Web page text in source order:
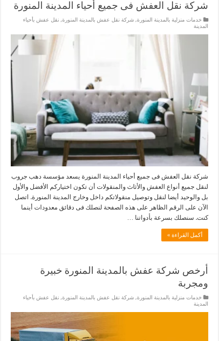
شركة نقل العفش فى جميع أحياء المدينة المنورة
خدمات منزلية بالمدينة المنورة,شركة نقل عفش بالمدينة المنورة, نقل عفش بأحياء
المدينة
شركة نقل العفش فى جميع أحياء المدينة المنورة يسعد مؤسسة دهب جروب
لنقل جميع أنواع العفش والأثاث والمنقولات أن تكون اختياركم الأفضل والأول
بل والوحيد أيضا لنقل وتوصيل منقولاتكم داخل وخارج المدينة المنورة. اتصل
الآن على الرقم الظاهر على هذه الصفحة لنصلك فى دقائق معدودات أينما
كنت. سنصلك بسرعة بأدواتنا …
أكمل القراءة »
أرخص شركة عفش بالمدينة المنورة خبيرة
ومجربة
خدمات منزلية بالمدينة المنورة,شركة نقل عفش بالمدينة المنورة, نقل عفش بأحياء
المدينة